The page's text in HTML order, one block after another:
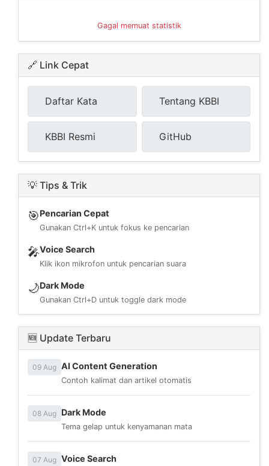
Gagal memuat statistik
🔗 Link Cepat
Daftar Kata Tentang KBBI
KBBI Resmi GitHub
💡 Tips & Trik
🎯Pencarian Cepat
Gunakan Ctrl+K untuk fokus ke pencarian
🎤Voice Search
Klik ikon mikrofon untuk pencarian suara
🌙Dark Mode
Gunakan Ctrl+D untuk toggle dark mode
🆕 Update Terbaru
09 Aug AI Content Generation
Contoh kalimat dan artikel otomatis
08 Aug Dark Mode
Tema gelap untuk kenyamanan mata
07 Aug Voice Search